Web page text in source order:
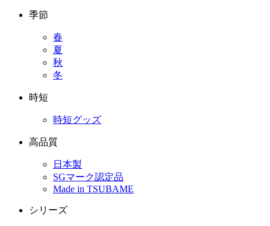
季節
春
夏
秋
冬
時短
時短グッズ
高品質
日本製
SGマーク認定品
Made in TSUBAME
シリーズ